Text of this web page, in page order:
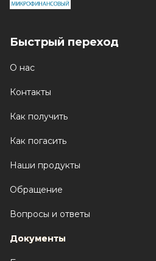
Быстрый переход
О нас
Контакты
Как получить
Как погасить
Наши продукты
Обращение
Вопросы и ответы
Документы